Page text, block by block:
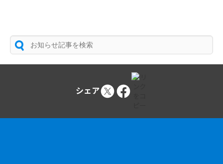
シェア